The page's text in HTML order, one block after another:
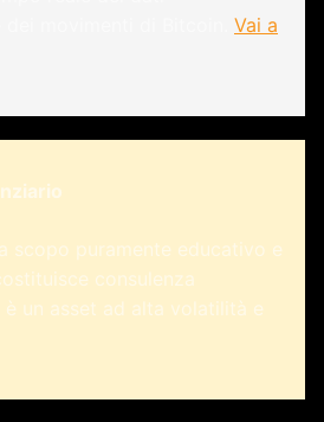
Vai a
scopo puramente educativo e
consulenza
un asset ad alta volatilità e